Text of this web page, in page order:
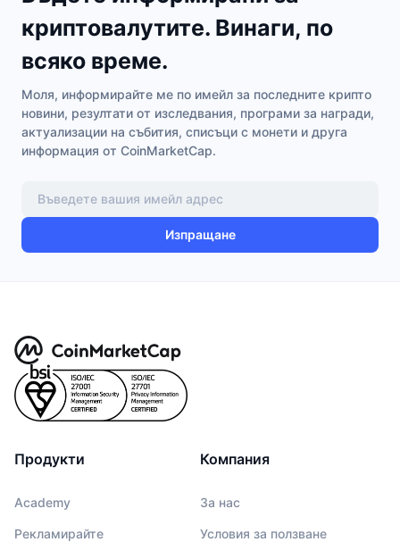
Набиращи популярност
Ново
Крипто
Политика
Обща NFT статистика
Предстоящи продажби
Борсово търгувани фондове на Биткойн
Борсово търгувани фондове на Етериум
Технически анализ
RSI
Преглед
Ликвидации
CMC MCP
x402
Научете повече
Новини
Academy
Изследвания
Видеоклипове
Терминологичен речник
Airdrop събития
Диамантени награди
ICO календар
криптовалутите. Винаги, по
всяко време.
Моля, информирайте ме по имейл за последните крипто
новини, резултати от изследвания, програми за награди,
актуализации на събития, списъци с монети и друга
информация от CoinMarketCap.
Изпращане
Продукти
Academy
Рекламирайте
Компания
За нас
Условия за ползване